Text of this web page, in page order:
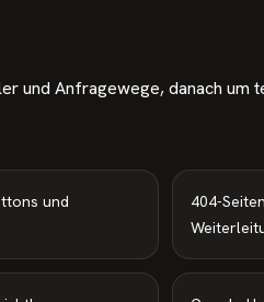
und Anfragewege, danach um
und
404-